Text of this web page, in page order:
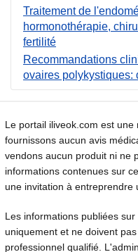
Traitement de
hormonothérapie,
fertilité
Recommandations
ovaires polykystiques:
Le portail iliveok.com est
fournissons aucun avis
vendons aucun produit ni ne
informations contenues sur
une invitation à entreprendre
Les informations publiées
uniquement et ne doivent
professionnel qualifié.